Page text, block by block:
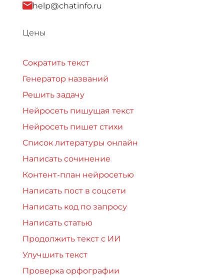
help@chatinfo.ru
Цены
Сократить текст
Генератор названий
Решить задачу
Нейросеть пишущая текст
Нейросеть пишет стихи
Список литературы онлайн
Написать сочинение
Контент-план нейросетью
Написать пост в соцсети
Написать код по запросу
Написать статью
Продолжить текст с ИИ
Улучшить текст
Проверка орфографии